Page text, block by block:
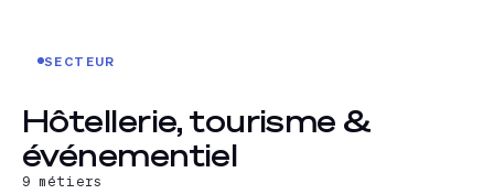
SECTEUR
Hôtellerie, tourisme &
événementiel
9 métiers